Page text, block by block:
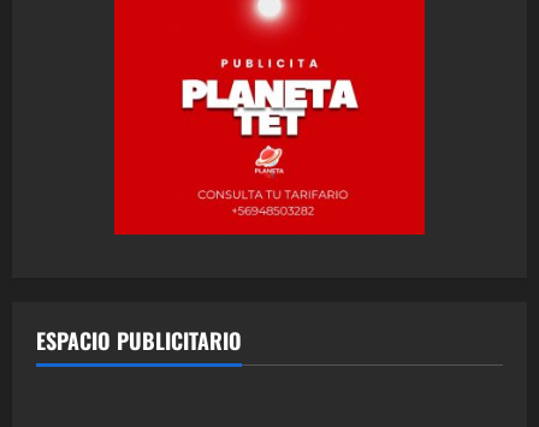
ESPACIO PUBLICITARIO